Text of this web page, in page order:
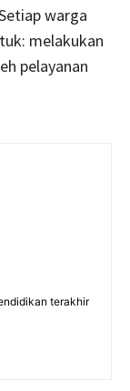
warga
melakukan
pelayanan
terakhir